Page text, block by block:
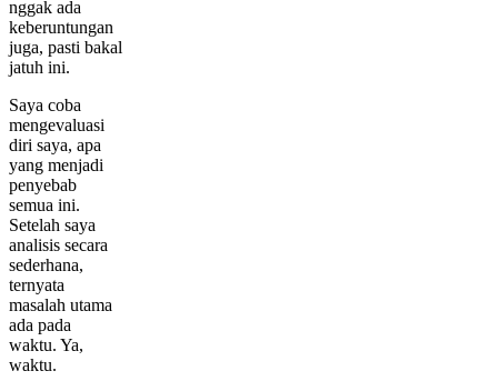
nggak ada
keberuntungan
juga, pasti bakal
jatuh ini.
Saya coba
mengevaluasi
diri saya, apa
yang menjadi
penyebab
semua ini.
Setelah saya
analisis secara
sederhana,
ternyata
masalah utama
ada pada
waktu. Ya,
waktu.